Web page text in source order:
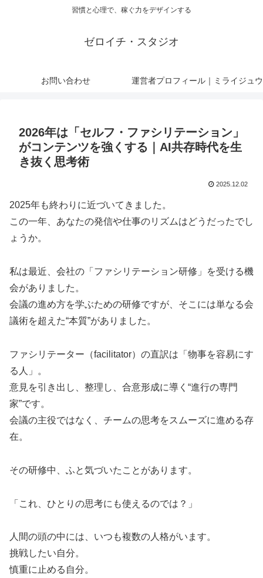
習慣と心理で、稼ぐ力をデザインする
ゼロイチ・スタジオ
お問い合わせ 運営者プロフィール｜ミライジュウ
2026年は「セルフ・ファシリテーション」
がコンテンツを強くする｜AI共存時代を生
き抜く思考術
2025.12.02
2025年も終わりに近づいてきました。
この一年、あなたの発信や仕事のリズムはどうだったでし
ょうか。
私は最近、会社の「ファシリテーション研修」を受ける機
会がありました。
会議の進め方を学ぶための研修ですが、そこには単なる会
議術を超えた“本質”がありました。
ファシリテーター（facilitator）の直訳は「物事を容易にす
る人」。
意見を引き出し、整理し、合意形成に導く“進行の専門
家”です。
会議の主役ではなく、チームの思考をスムーズに進める存
在。
その研修中、ふと気づいたことがあります。
「これ、ひとりの思考にも使えるのでは？」
人間の頭の中には、いつも複数の人格がいます。
挑戦したい自分。
慎重に止める自分。